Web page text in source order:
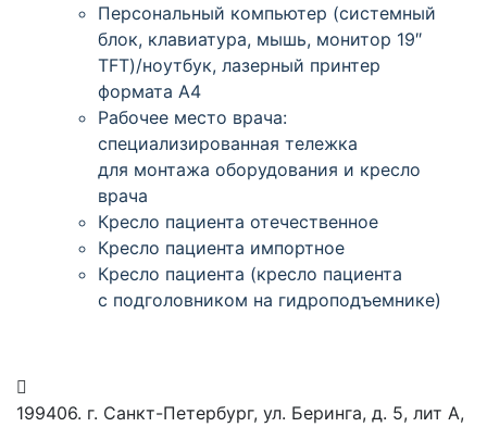
Персональный компьютер (системный
блок, клавиатура, мышь, монитор 19″
TFT)/ноутбук, лазерный принтер
формата А4
Рабочее место врача:
специализированная тележка
для монтажа оборудования и кресло
врача
Кресло пациента отечественное
Кресло пациента импортное
Кресло пациента (кресло пациента
с подголовником на гидроподъемнике)
199406. г. Санкт-Петербург, ул. Беринга, д. 5, лит А,